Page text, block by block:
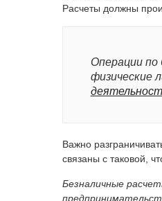
Расчеты должны
Операции по
физические
Важно
связаны с таковой,
Безналичные